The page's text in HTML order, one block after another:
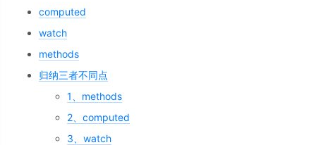
computed
watch
methods
归纳三者不同点
1、methods
2、computed
3、watch